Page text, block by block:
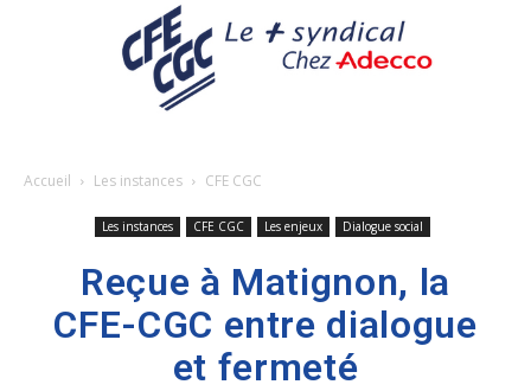
Accueil Les instances CFE CGC
Les instances CFE CGC Les enjeux Dialogue social
Reçue à Matignon, la
CFE-CGC entre dialogue
et fermeté